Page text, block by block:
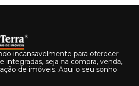
incansavelmente para oferecer
integradas, seja na compra, venda,
de imóveis. Aqui o seu sonho